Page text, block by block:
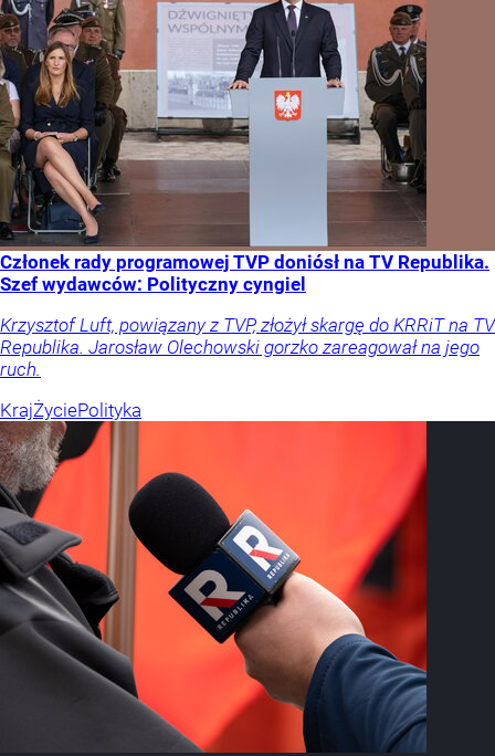
Członek rady programowej TVP doniósł na TV Republika.
Szef wydawców: Polityczny cyngiel
Krzysztof Luft, powiązany z TVP, złożył skargę do KRRiT na TV
Republika. Jarosław Olechowski gorzko zareagował na jego
ruch.
KrajŻyciePolityka